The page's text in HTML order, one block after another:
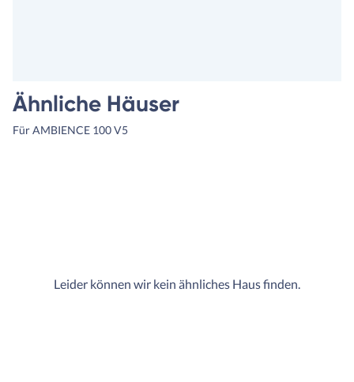
Ähnliche Häuser
Für AMBIENCE 100 V5
Leider können wir kein ähnliches Haus finden.